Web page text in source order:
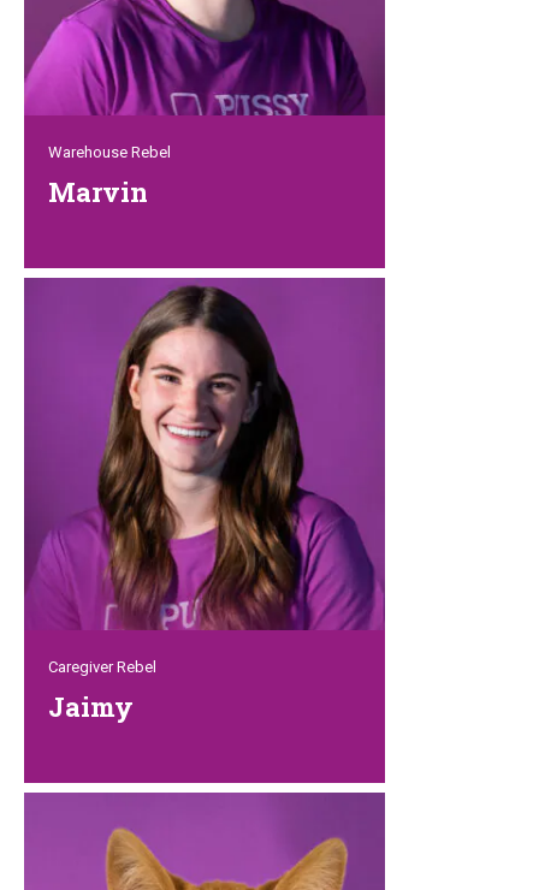
Warehouse Rebel
Marvin
unser Lager vollzogen und Bildschirme
und Systeme gegen Paletten, Produkte
und praktische Arbeit eingetauscht. Mit
seinem technischen Hintergrund, seinem
scharfen Blick fürs Detail und seiner
praxisorientierten Denkweise bringt er
eine neue Perspektive ins Lager. Ein
echter Rebell, der beweist, dass ein
Wechsel der Abteilung ganz neue Wege
für die persönliche Entwicklung eröffnen
kann.
Caregiver Rebel
Jaimy
Leidenschaft um alle Streunerkatzen in
der Rebel Lounge. Diese weibliche Steve
Irwin hat Katzen, Hunde, Hühner,
Kaninchen und sogar schottische